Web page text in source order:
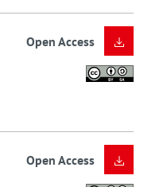
Open Access
Open Access